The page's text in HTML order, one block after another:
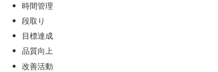
時間管理
段取り
目標達成
品質向上
改善活動